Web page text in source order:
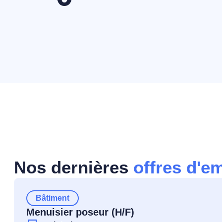
Nos dernières offres
Bâtiment
Menuisier poseur (H/F)